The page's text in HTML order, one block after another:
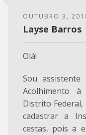
OUTUBRO 3,
Layse Barros
Olá!
Sou
Acolhimento à
Distrito
cadastrar a
cestas, pois a